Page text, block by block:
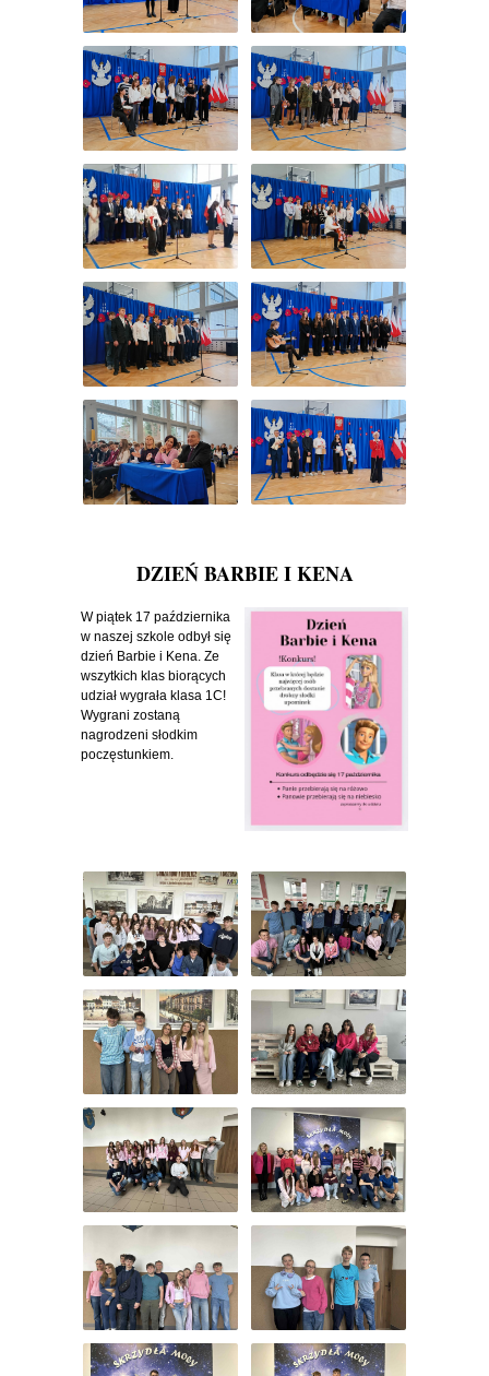
DZIEŃ BARBIE I KENA
W piątek 17 października
w naszej szkole odbył się
dzień Barbie i Kena. Ze
wszytkich klas biorących
udział wygrała klasa 1C!
Wygrani zostaną
nagrodzeni słodkim
poczęstunkiem.